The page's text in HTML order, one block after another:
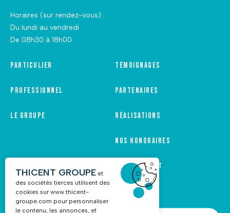
Horaires (sur rendez-vous) :
Du lundi au vendredi
De 08h30 à 18h00
Particulier
Professionnel
Le groupe
Témoignages
Partenaires
Réalisations
Nos honoraires
Recrutement
THICENT GROUPE et
des sociétés tierces utilisent des
cookies surwww.thicent-
groupe.com pour personnaliser
le contenu, les annonces, et